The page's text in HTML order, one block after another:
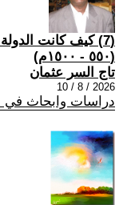
(7) كيف كانت
(٥٥٠ - ١٥٠٠م)
تاج السر عثمان
2026 / 8 / 10
دراسات وابحاث في